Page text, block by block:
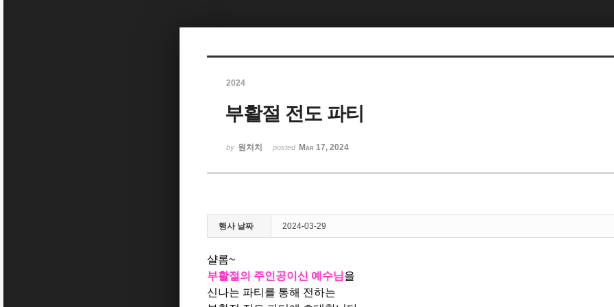
2024
부활절 전도 파티
by 원처치 posted Mar 17, 2024
행사 날짜 2024-03-29
샬롬~
부활절의 주인공이신 예수님을
신나는 파티를 통해 전하는
Sketchbook5, 스케치북5
Sketchbook5, 스케치북5